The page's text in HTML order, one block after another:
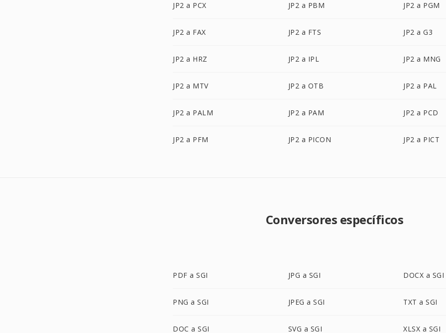
JP2 a PCX JP2 a PBM JP2 a PGM
JP2 a FAX JP2 a FTS JP2 a G3
JP2 a HRZ JP2 a IPL JP2 a MNG
JP2 a MTV JP2 a OTB JP2 a PAL
JP2 a PALM JP2 a PAM JP2 a PCD
JP2 a PFM JP2 a PICON JP2 a PICT
Conversores específicos
PDF a SGI JPG a SGI DOCX a SGI
PNG a SGI JPEG a SGI TXT a SGI
DOC a SGI SVG a SGI XLSX a SGI